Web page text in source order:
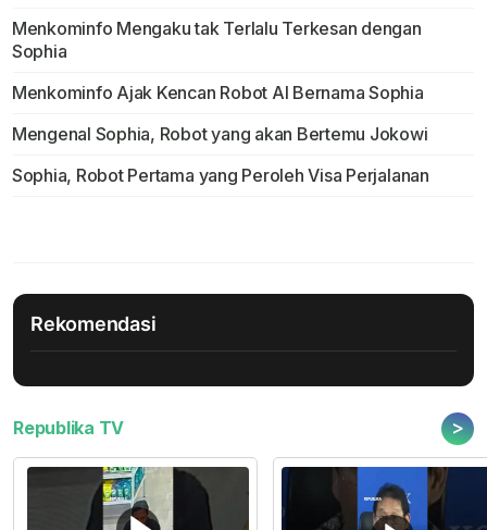
Menkominfo Mengaku tak Terlalu Terkesan dengan
Sophia
Menkominfo Ajak Kencan Robot AI Bernama Sophia
Mengenal Sophia, Robot yang akan Bertemu Jokowi
Sophia, Robot Pertama yang Peroleh Visa Perjalanan
Rekomendasi
Republika TV >